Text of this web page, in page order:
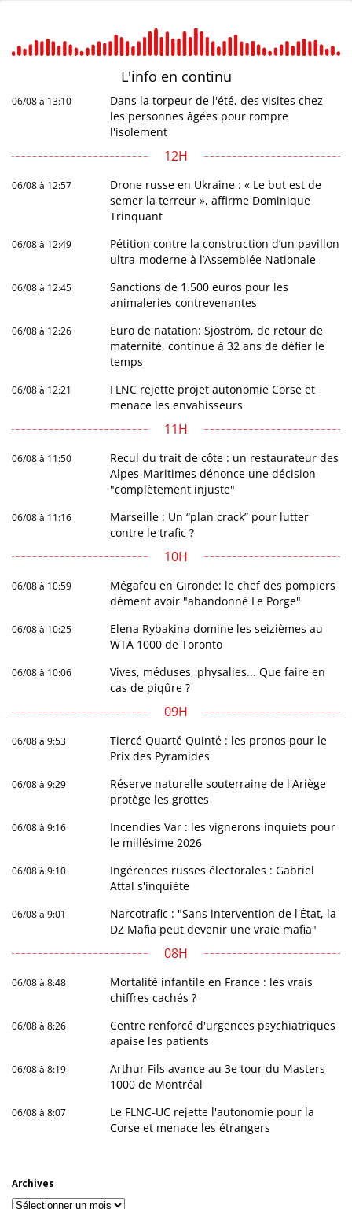
L'info en continu
06/08 à 13:10
Dans la torpeur de l'été, des visites chez
les personnes âgées pour rompre
l'isolement
12H
06/08 à 12:57
Drone russe en Ukraine : « Le but est de
semer la terreur », affirme Dominique
Trinquant
06/08 à 12:49
Pétition contre la construction d’un pavillon
ultra-moderne à l’Assemblée Nationale
06/08 à 12:45
Sanctions de 1.500 euros pour les
animaleries contrevenantes
06/08 à 12:26
Euro de natation: Sjöström, de retour de
maternité, continue à 32 ans de défier le
temps
06/08 à 12:21
FLNC rejette projet autonomie Corse et
menace les envahisseurs
11H
06/08 à 11:50
Recul du trait de côte : un restaurateur des
Alpes-Maritimes dénonce une décision
"complètement injuste"
06/08 à 11:16
Marseille : Un “plan crack” pour lutter
contre le trafic ?
10H
06/08 à 10:59
Mégafeu en Gironde: le chef des pompiers
dément avoir "abandonné Le Porge"
06/08 à 10:25
Elena Rybakina domine les seizièmes au
WTA 1000 de Toronto
06/08 à 10:06
Vives, méduses, physalies... Que faire en
cas de piqûre ?
09H
06/08 à 9:53
Tiercé Quarté Quinté : les pronos pour le
Prix des Pyramides
06/08 à 9:29
Réserve naturelle souterraine de l'Ariège
protège les grottes
06/08 à 9:16
Incendies Var : les vignerons inquiets pour
le millésime 2026
06/08 à 9:10
Ingérences russes électorales : Gabriel
Attal s'inquiète
06/08 à 9:01
Narcotrafic : "Sans intervention de l'État, la
DZ Mafia peut devenir une vraie mafia"
08H
06/08 à 8:48
Mortalité infantile en France : les vrais
chiffres cachés ?
06/08 à 8:26
Centre renforcé d'urgences psychiatriques
apaise les patients
06/08 à 8:19
Arthur Fils avance au 3e tour du Masters
1000 de Montréal
06/08 à 8:07
Le FLNC-UC rejette l'autonomie pour la
Corse et menace les étrangers
Archives
Archives